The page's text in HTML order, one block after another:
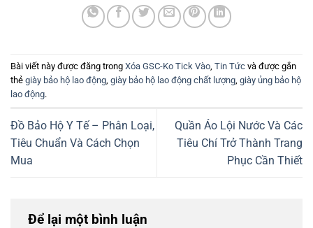
Bài viết này được đăng trong Xóa GSC-Ko Tick Vào Tin Tức và được gắn
thẻ giày bảo hộ lao động giày bảo hộ lao động chất lượng giày ủng bảo hộ
lao động.
Đồ Bảo Hộ Y Tế – Phân Loại,
Tiêu Chuẩn Và Cách Chọn
Mua
Quần Áo Lội Nước Và Các
Tiêu Chí Trở Thành Trang
Phục Cần Thiết
Để lại một bình luận